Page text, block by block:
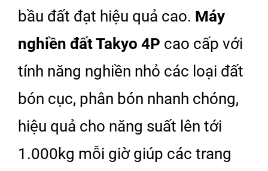
bầu đất đạt hiệu quả cao. Máy
nghiền đất Takyo 4P cao cấp với
tính năng nghiền nhỏ các loại đất
bón cục, phân bón nhanh chóng,
hiệu quả cho năng suất lên tới
1.000kg mỗi giờ giúp các trang